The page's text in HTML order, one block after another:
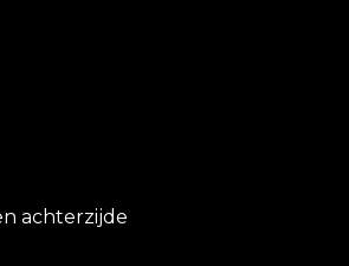
achterzijde